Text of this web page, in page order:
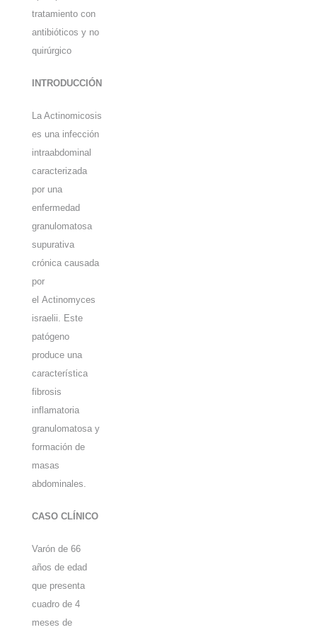
tratamiento con
antibióticos y no
quirúrgico
INTRODUCCIÓN
La Actinomicosis
es una infección
intraabdominal
caracterizada
por una
enfermedad
granulomatosa
supurativa
crónica causada
por
el Actinomyces
israelii . Este
patógeno
produce una
característica
fibrosis
inflamatoria
granulomatosa y
formación de
masas
abdominales.
CASO CLÍNICO
Varón de 66
años de edad
que presenta
cuadro de 4
meses de